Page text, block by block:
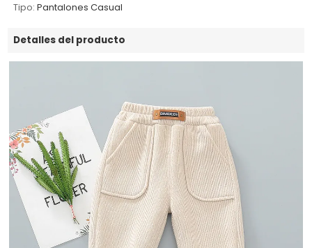
Tipo: Pantalones Casual
Detalles del producto